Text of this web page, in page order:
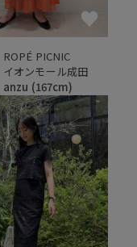
ROPÉ PICNIC
イオンモール成田
anzu (167cm)